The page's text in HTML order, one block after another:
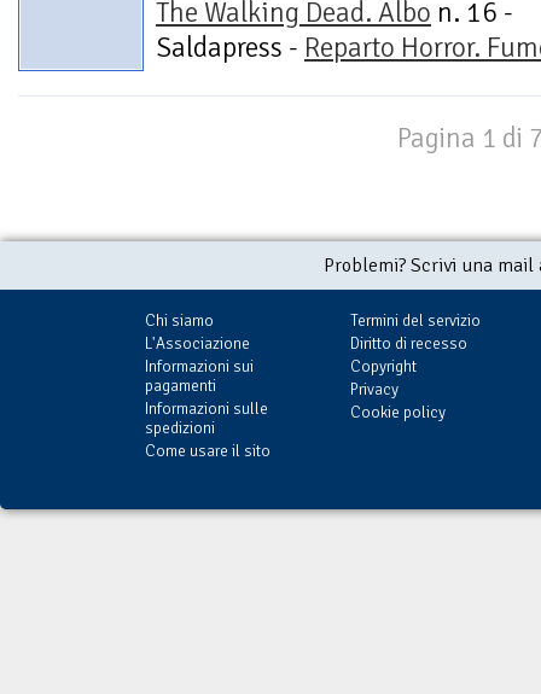
The Walking Dead. Albo n. 16 -
Saldapress - Reparto Horror.
Pagina 1 di
Problemi? Scrivi una
Chi siamo
L'Associazione
Informazioni sui
pagamenti
Informazioni sulle
spedizioni
Come usare il sito
Termini del servizio
Diritto di recesso
Copyright
Privacy
Cookie policy